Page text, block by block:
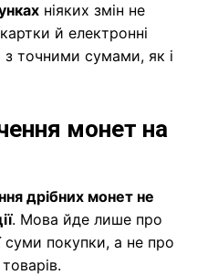
ніяких змін не
й електронні
точними сумами, як і
монет на
дрібних монет не
. Мова йде лише про
суми покупки, а не про